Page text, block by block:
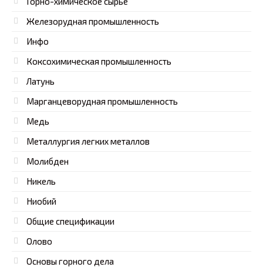
Железорудная промышленность
Инфо
Коксохимическая промышленность
Латунь
Марганцеворудная промышленность
Медь
Металлургия легких металлов
Молибден
Никель
Ниобий
Общие спецификации
Олово
Основы горного дела